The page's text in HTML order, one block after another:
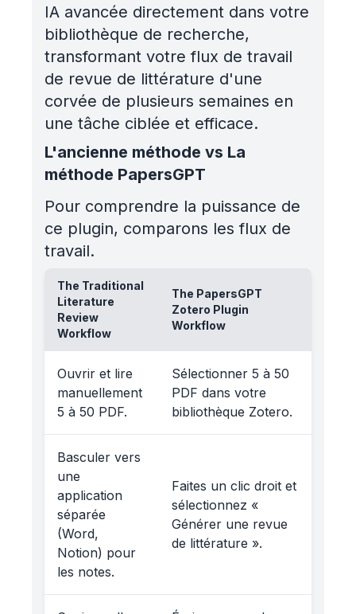
IA avancée directement dans votre
bibliothèque de recherche,
transformant votre flux de travail
de revue de littérature d'une
corvée de plusieurs semaines en
une tâche ciblée et efficace.
L'ancienne méthode vs La
méthode PapersGPT
Pour comprendre la puissance de
ce plugin, comparons les flux de
travail.
The Traditional
Literature
Review
Workflow
The PapersGPT
Zotero Plugin
Workflow
Ouvrir et lire
manuellement
5 à 50 PDF.
Sélectionner 5 à 50
PDF dans votre
bibliothèque Zotero.
Basculer vers
une
application
séparée
(Word,
Notion) pour
les notes.
Faites un clic droit et
sélectionnez «
Générer une revue
de littérature ».